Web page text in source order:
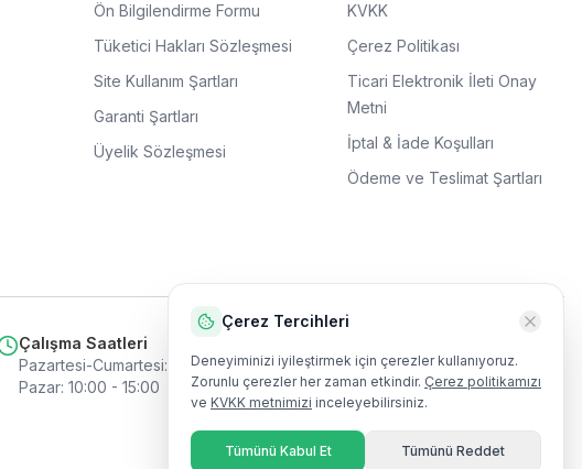
Ön Bilgilendirme Formu
Tüketici Hakları Sözleşmesi
Site Kullanım Şartları
Garanti Şartları
Üyelik Sözleşmesi
KVKK
Çerez Politikası
Ticari Elektronik İleti Onay
Metni
İptal & İade Koşulları
Ödeme ve Teslimat Şartları
Çalışma Saatleri
Pazartesi-Cumartesi:
09:00 - 19:00
Pazar: 10:00 - 15:00
Çerez Tercihleri
Deneyiminizi iyileştirmek için çerezler kullanıyoruz.
Zorunlu çerezler her zaman etkindir. Çerez politikamızı
ve KVKK metnimizi inceleyebilirsiniz.
Tümünü Kabul Et Tümünü Reddet